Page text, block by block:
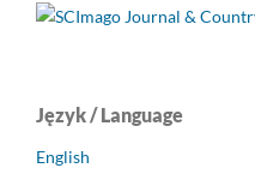
Język / Language
English